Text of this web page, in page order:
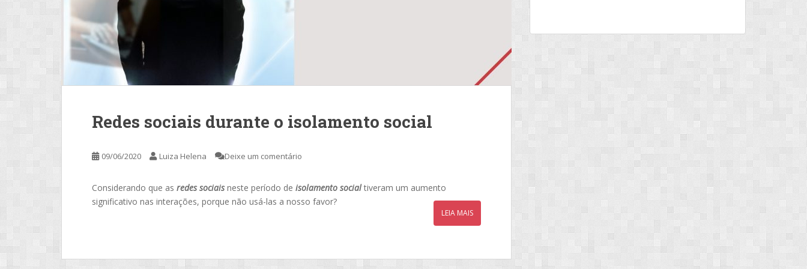
Redes sociais durante o isolamento social
09/06/2020 Luiza Helena Deixe um comentário
Considerando que as redes sociaisneste período de isolamento social tiveram um aumento
significativo nas interações, porque não usá-las a nosso favor?
LEIA MAIS